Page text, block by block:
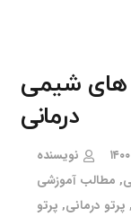
های شیمی
درمانی
نویسنده
, مطالب آموزشی
, پرتو درمانی, پرتو